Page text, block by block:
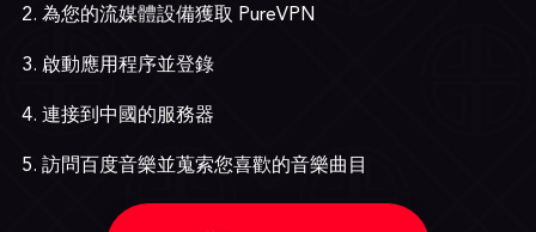
為您的流媒體設備獲取 PureVPN
啟動應用程序並登錄
連接到中國的服務器
訪問百度音樂並蒐索您喜歡的音樂曲目